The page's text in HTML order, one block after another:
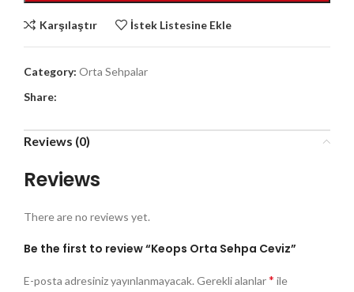
Karşılaştır İstek Listesine Ekle
Category: Orta Sehpalar
Share:
Reviews (0)
Reviews
There are no reviews yet.
Be the first to review “Keops Orta Sehpa Ceviz”
E-posta adresiniz yayınlanmayacak. Gerekli alanlar* ile